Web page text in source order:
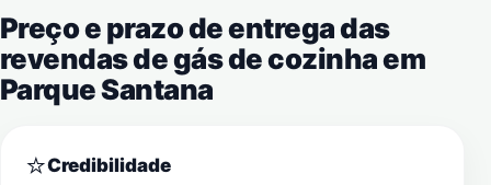
Preço e prazo de entrega das
revendas de gás de cozinha em
Parque Santana
⭐Credibilidade